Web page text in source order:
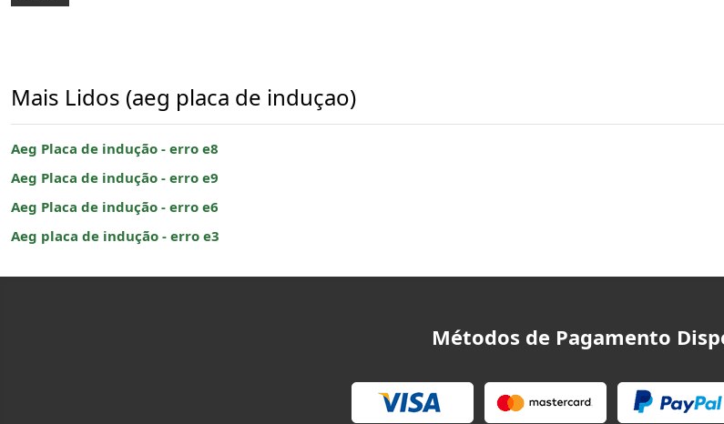
Mais Lidos (aeg placa de induçao)
Aeg Placa de indução - erro e8
Aeg Placa de indução - erro e9
Aeg Placa de indução - erro e6
Aeg placa de indução - erro e3
Métodos de Pagamento